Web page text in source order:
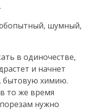
шумный,
в одиночестве,
и начнет
бытовую химию.
то же время
нужно